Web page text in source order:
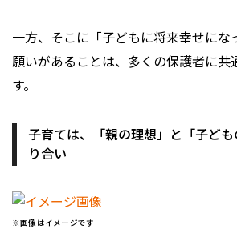
一方、そこに「子どもに将来幸せにな
願いがあることは、多くの保護者に共
す。
子育ては、「親の理想」と「子ど
り合い
※画像はイメージです